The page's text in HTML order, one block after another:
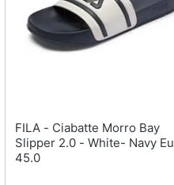
Pantaloni
FILA - Ciabatte Morro Bay
Slipper 2.0 - White- Navy Eu
45.0